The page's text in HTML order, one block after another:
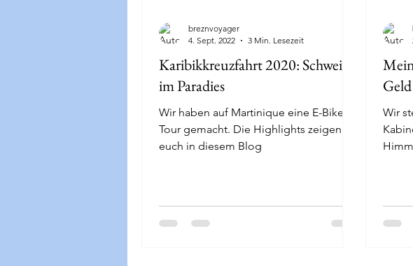
Karibikkreuzfahrt 2020: Schweiß
im Paradies
Wir haben auf Martinique eine E-Bike
Tour gemacht. Die Highlights zeigen wir
euch in diesem Blog
breznvoyager
4. Sept. 2022
3 Min. Lesezeit
Wir